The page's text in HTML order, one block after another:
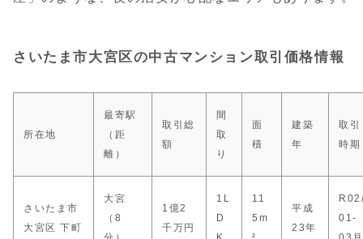
さいたま市大宮区の中古マンション取引価格情報
所在地
最寄駅
（距
離）
取引総
額
間
取
り
面
積
建築
年
取引
時期
さいたま市
大宮区 下町
大宮
（8
1億2
千万円
1L
D
11
5m
平成
23年
01-